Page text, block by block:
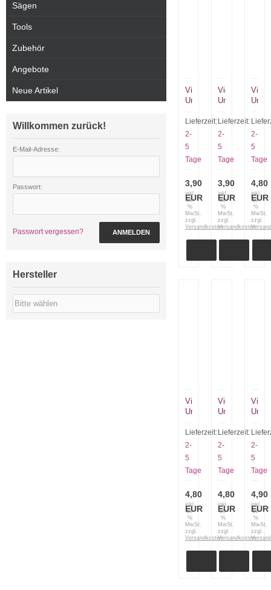
Victorinox
Universalmesser
Klinge
watenspitz
schwarz
glatt
6.7303
Lieferzeit:
2-
5
Tage
3,90
EUR
inkl.
19
%
MwSt.
zzgl.
Versandkosten
Victorinox
Klinge
watenspitz
rot
glatt
6.7301
Lieferzeit:
2-
5
Tage
3,90
EUR
inkl.
19
%
MwSt.
zzgl.
Versandkosten
pink
2-
5
Tage
4,80
EUR
inkl.
19
%
MwSt.
zzgl.
Victorinox
Universalmesser
Klinge
mittelspitz
gelb
67706.L118
Lieferzeit:
2-
5
Tage
4,80
EUR
inkl.
19
%
MwSt.
zzgl.
Versandkosten
Victorinox
Klinge
mittelspitz
schwarz
67703
Lieferzeit:
2-
5
Tage
4,80
EUR
inkl.
19
%
MwSt.
zzgl.
Versandkosten
glatt
2-
5
Tage
4,90
EUR
inkl.
19
%
MwSt.
zzgl.
Sägen
Tools
Zubehör
Angebote
Neue Artikel
Willkommen zurück!
E-Mail-Adresse:
Passwort:
Passwort vergessen? ANMELDEN
Hersteller